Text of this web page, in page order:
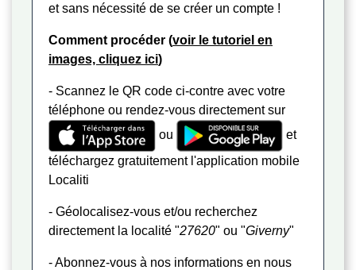
et sans nécessité de se créer un compte !
Comment procéder (voir le tutoriel en
images, cliquez ici)
- Scannez le QR code ci-contre avec votre
téléphone ou rendez-vous directement sur
ou
et
téléchargez gratuitement l'application mobile
Localiti
- Géolocalisez-vous et/ou recherchez
directement la localité "27620" ou "Giverny"
- Abonnez-vous à nos informations en nous